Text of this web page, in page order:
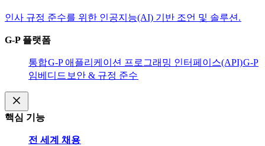
인사 규정 준수를 위한 인공지능(AI) 기반 조언 및 솔루션.​​
G-P 플랫폼​​
통합​​G-P 애플리케이션 프로그래밍 인터페이스(API)​​G-P
임베디드​​ 보안 & 규정 준수​​
핵심 기능​​
전 세계 채용​​